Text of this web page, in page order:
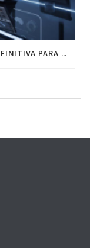
PABX EM NUVEM: A ARQUITETURA DEFINITIVA PARA A COMUNICAÇÃO EMPRESARIAL SEM FRICÇÃO